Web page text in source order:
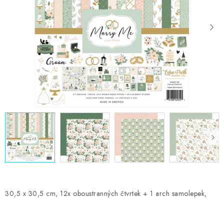
ZNAČKY
Kontakty Moje objednávka
Oblíbené ♥️
Hodnocení obchodu
Obchodní podmínky
Podmínky ochrany osobních údajů
Ověřování recenzí
Jak nakupovat
30,5 x 30,5 cm, 12x oboustranných čtvrtek + 1 arch samolepek,